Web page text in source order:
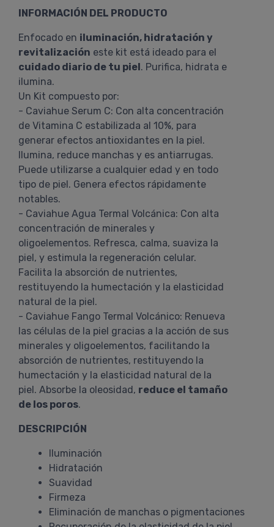
INFORMACIÓN DEL PRODUCTO
Enfocado en iluminación, hidratación y
revitalización este kit está ideado para el
cuidado diario de tu piel. Purifica, hidrata e
ilumina.
Un Kit compuesto por:
- Caviahue Serum C: Con alta concentración
de Vitamina C estabilizada al 10%, para
generar efectos antioxidantes en la piel.
Ilumina, reduce manchas y es antiarrugas.
Puede utilizarse a cualquier edad y en todo
tipo de piel. Genera efectos rápidamente
notables.
- Caviahue Agua Termal Volcánica: Con alta
concentración de minerales y
oligoelementos. Refresca, calma, suaviza la
piel, y estimula la regeneración celular.
Facilita la absorción de nutrientes,
restituyendo la humectación y la elasticidad
natural de la piel.
- Caviahue Fango Termal Volcánico: Renueva
las células de la piel gracias a la acción de sus
minerales y oligoelementos, facilitando la
absorción de nutrientes, restituyendo la
humectación y la elasticidad natural de la
piel. Absorbe la oleosidad, reduce el tamaño
de los poros.
DESCRIPCIÓN
Iluminación
Hidratación
Suavidad
Firmeza
Eliminación de manchas o pigmentaciones